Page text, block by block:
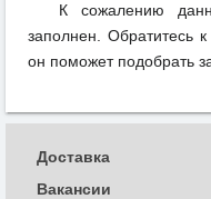
К сожалению
заполнен. Обратитесь
он поможет подобрать
Доставка
Вакансии